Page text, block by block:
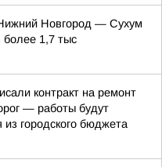
Новгород — Сухум
более 1,7 тыс
контракт на ремонт
— работы будут
городского бюджета